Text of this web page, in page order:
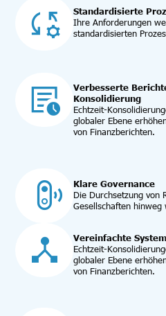
Standardisierte
Ihre Anforderungen
standardisierten
Verbesserte
Konsolidierung
Echtzeit-
globaler Ebene
von Finanzberichten.
Klare Governance
Die Durchsetzung von
Gesellschaften
Vereinfachte
Echtzeit-
globaler Ebene
von Finanzberichten.